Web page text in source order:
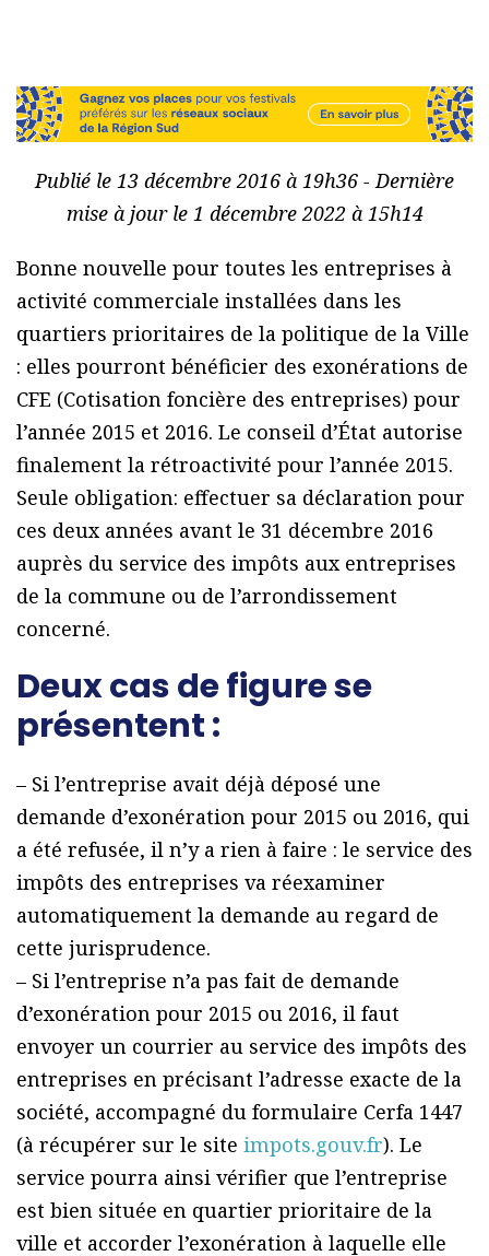
Publié le 13 décembre 2016 à 19h36 - Dernière
mise à jour le 1 décembre 2022 à 15h14
Bonne nouvelle pour toutes les entreprises à
activité commerciale installées dans les
quartiers prioritaires de la politique de la Ville
: elles pourront bénéficier des exonérations de
CFE (Cotisation foncière des entreprises) pour
l’année 2015 et 2016. Le conseil d’État autorise
finalement la rétroactivité pour l’année 2015.
Seule obligation: effectuer sa déclaration pour
ces deux années avant le 31 décembre 2016
auprès du service des impôts aux entreprises
de la commune ou de l’arrondissement
concerné.
Deux cas de figure se
présentent :
– Si l’entreprise avait déjà déposé une
demande d’exonération pour 2015 ou 2016, qui
a été refusée, il n’y a rien à faire : le service des
impôts des entreprises va réexaminer
automatiquement la demande au regard de
cette jurisprudence.
– Si l’entreprise n’a pas fait de demande
d’exonération pour 2015 ou 2016, il faut
envoyer un courrier au service des impôts des
entreprises en précisant l’adresse exacte de la
société, accompagné du formulaire Cerfa 1447
(à récupérer sur le site impots.gouv.fr). Le
service pourra ainsi vérifier que l’entreprise
est bien située en quartier prioritaire de la
ville et accorder l’exonération à laquelle elle